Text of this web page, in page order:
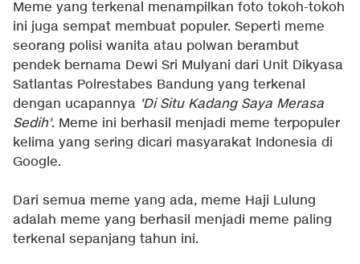
Meme yang terkenal menampilkan foto tokoh-tokoh
ini juga sempat membuat populer. Seperti meme
seorang polisi wanita atau polwan berambut
pendek bernama Dewi Sri Mulyani dari Unit Dikyasa
Satlantas Polrestabes Bandung yang terkenal
dengan ucapannya 'Di Situ Kadang Saya Merasa
Sedih'. Meme ini berhasil menjadi meme terpopuler
kelima yang sering dicari masyarakat Indonesia di
Google.
Dari semua meme yang ada, meme Haji Lulung
adalah meme yang berhasil menjadi meme paling
terkenal sepanjang tahun ini.